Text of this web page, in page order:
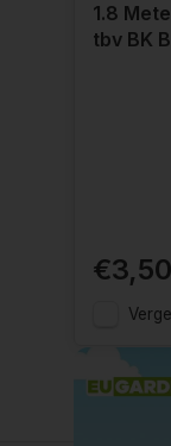
1.8
tbv BK
€3,50